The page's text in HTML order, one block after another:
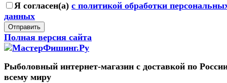
Я согласен(a) с политикой обработки
данных
Отправить
Полная версия сайта
Рыболовный интернет-магазин с доставкой по
всему миру